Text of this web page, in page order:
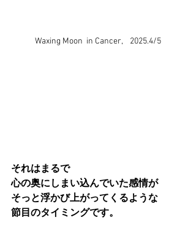
Waxing Moon  in Cancer,    2025.4/5
それはまるで
心の奥にしまい込んでいた感情が
そっと浮かび上がってくるような
節目のタイミングです。